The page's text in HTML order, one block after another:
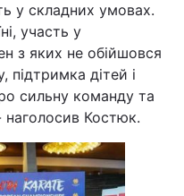
у складних умовах.
участь у
з яких не обійшовся
підтримка дітей і
сильну команду та
Костюк.